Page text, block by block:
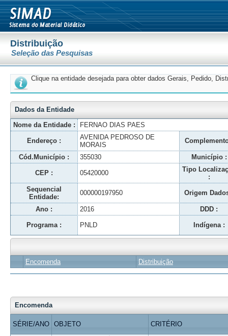
Distribuição
Seleção das Pesquisas
Clique na entidade desejada para obter dados Gerais, Pedido,
Dados da Entidade
Nome da Entidade :
FERNAO DIAS PAES
Endereço :
AVENIDA PEDROSO DE
MORAIS
Cód.Município : 355030 Município :
CEP : 05420000
Tipo
:
Sequencial
Entidade:
000000197950 Origem
Ano : 2016 DDD :
Programa : PNLD Indígena :
Encomenda Distribuição
Encomenda
SÉRIE/ANO OBJETO CRITÉRIO